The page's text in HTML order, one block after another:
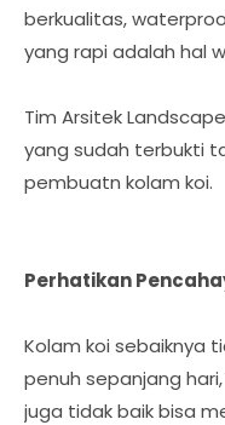
berkualitas,
yang rapi adalah hal
Tim Arsitek
yang sudah terbukti
pembuatn kolam koi.
Perhatikan
Kolam koi sebaiknya
penuh sepanjang
juga tidak baik bisa